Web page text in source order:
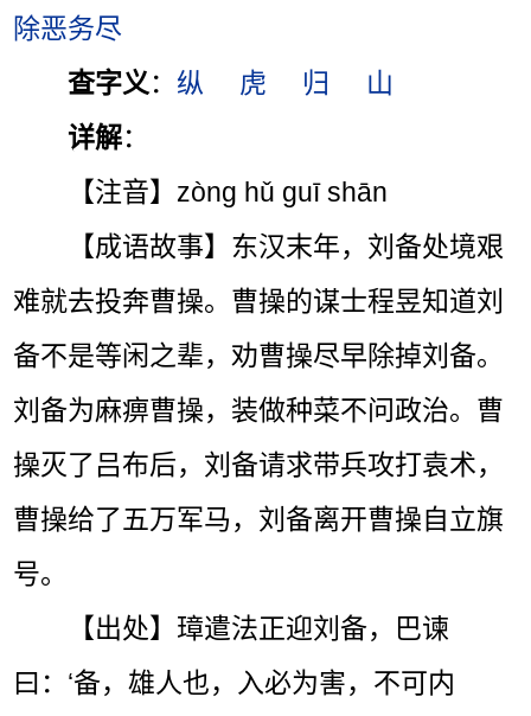
除恶务尽
查字义 ： 纵 虎 归
山
详解：
【注音】zòng hǔ guī shān
【成语故事】东汉末年，刘备处境艰
难就去投奔曹操。曹操的谋士程昱知道刘
备不是等闲之辈，劝曹操尽早除掉刘备。
刘备为麻痹曹操，装做种菜不问政治。曹
操灭了吕布后，刘备请求带兵攻打袁术，
曹操给了五万军马，刘备离开曹操自立旗
号。
【出处】璋遣法正迎刘备，巴谏
曰：‘备，雄人也，入必为害，不可内